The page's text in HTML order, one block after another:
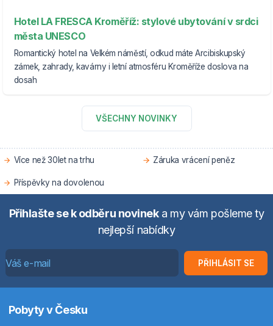
Hotel LA FRESCA Kroměříž: stylové ubytování v srdci
města UNESCO
Romantický hotel na Velkém náměstí, odkud máte Arcibiskupský
zámek, zahrady, kavárny i letní atmosféru Kroměříže doslova na
dosah
VŠECHNY NOVINKY
Více než 30let na trhu Záruka vrácení peněz
Příspěvky na dovolenou
Přihlašte se k odběru novineka my vám pošleme ty
nejlepší nabídky
PŘIHLÁSIT SE
Pobyty v Česku